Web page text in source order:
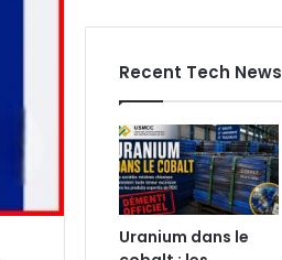
Recent Tech News
Uranium dans le